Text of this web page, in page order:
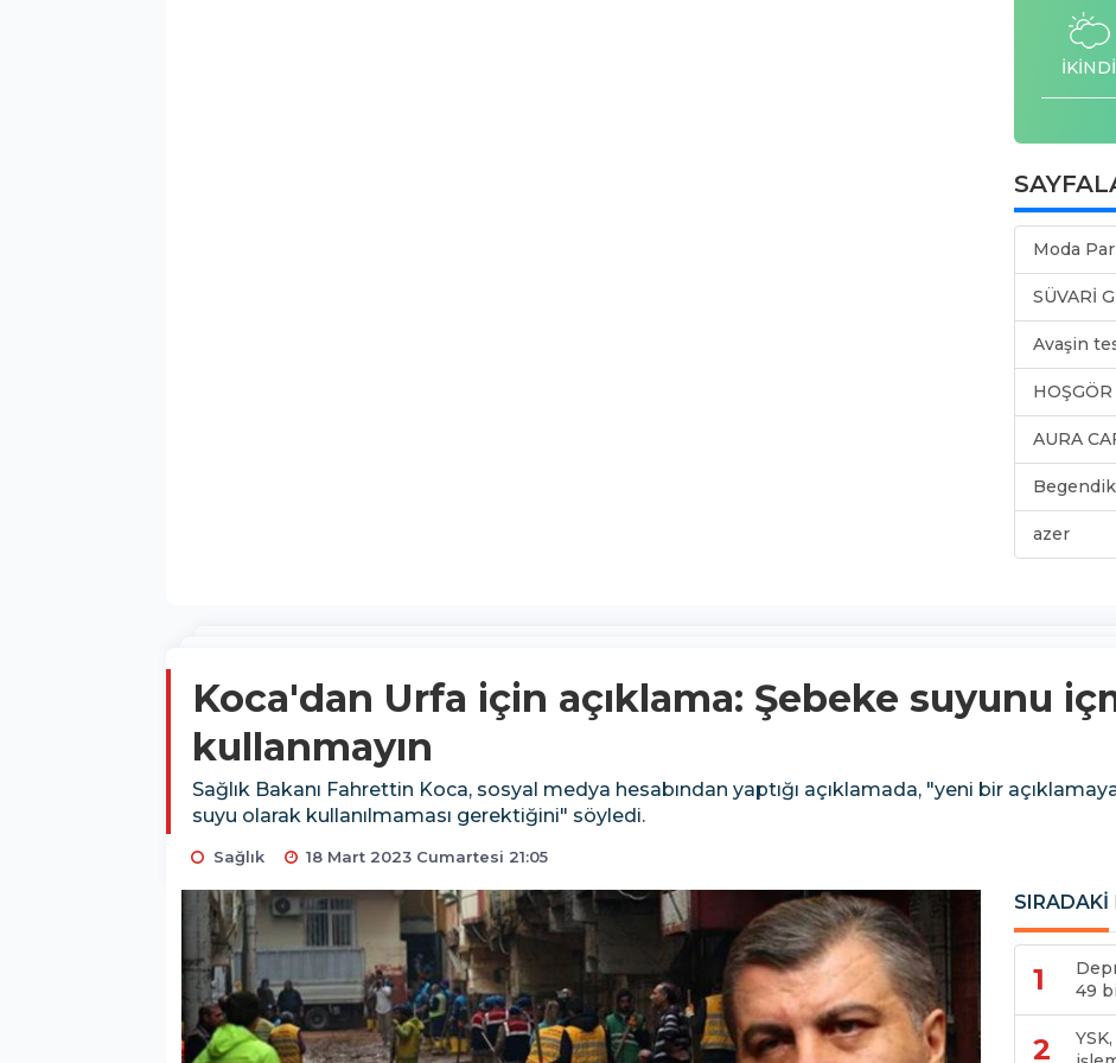
İKİNDİ
Moda
SÜVARİ
Avaşin
AURA
Begendik
azer
Koca'dan Urfa için açıklama: Şebeke suyunu
kullanmayın
Sağlık Bakanı Fahrettin Koca, sosyal medya hesabından yaptığı açıklamada, "yeni bir
suyu olarak kullanılmaması gerektiğini" söyledi.
Sağlık 18 Mart 2023 Cumartesi 21:05
SIRADAKİ
1
49
2